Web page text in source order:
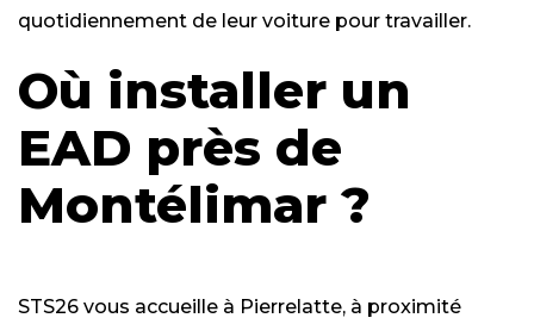
quotidiennement de leur voiture pour travailler.
Où installer un
EAD près de
Montélimar ?
STS26 vous accueille à Pierrelatte, à proximité